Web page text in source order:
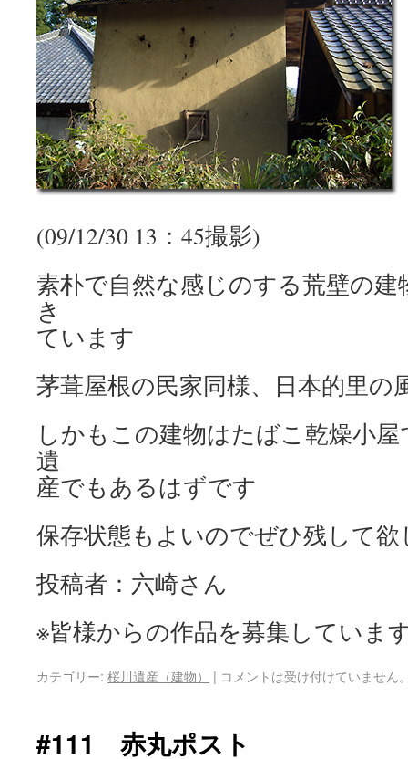
(09/12/30 13：45撮影)
素朴で自然な感じのする荒壁の
き
ています
茅葺屋根の民家同様、日本的里の
しかもこの建物はたばこ乾燥小
遺
産でもあるはずです
保存状態もよいのでぜひ残して
投稿者：六崎さん
※皆様からの作品を募集していま
カテゴリー: 桜川遺産（建物） | コメントは受け付けていません
#111 赤丸ポスト